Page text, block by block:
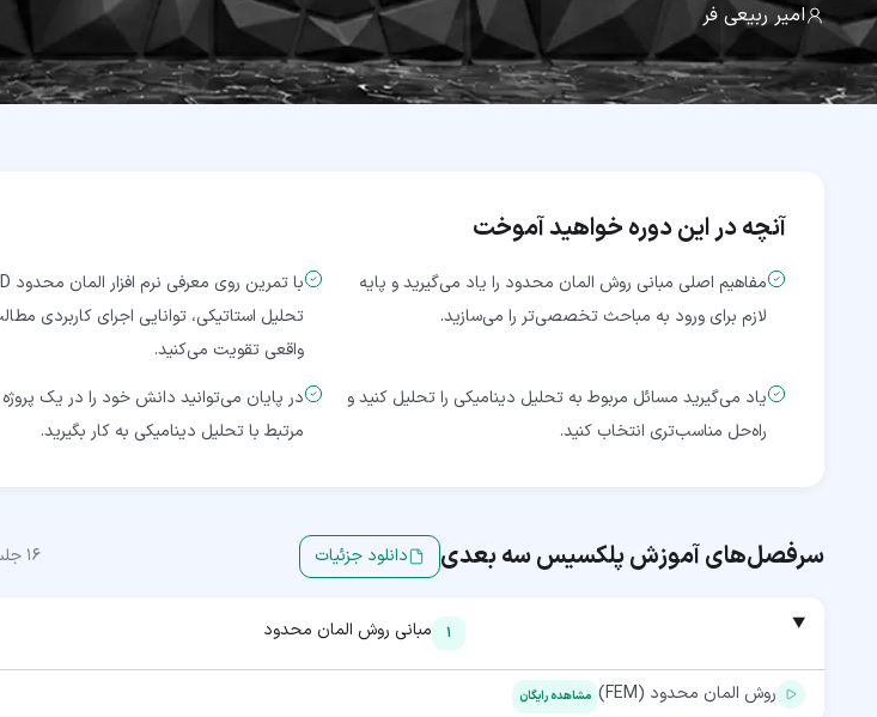
امیر ربیعی فر
آنچه در این دوره خواهید آموخت
مفاهیم اصلی مبانی روش المان محدود را یاد می‌گیرید و پایه
لازم برای ورود به مباحث تخصصی‌تر را می‌سازید.
تحلیل استاتیکی، توانایی اجرای کاربردی
واقعی تقویت می‌کنید.
یاد می‌گیرید مسائل مربوط به تحلیل دینامیکی را تحلیل کنید و
راه‌حل مناسب‌تری انتخاب کنید.
در پایان می‌توانید دانش خود را در یک
مرتبط با تحلیل دینامیکی به کار بگیرید.
سرفصل‌های آموزشپلکسیس سه بعدی دانلود جزئیات 16
1 مبانی روش المان محدود
روش المان محدود (FEM) مشاهده رایگان